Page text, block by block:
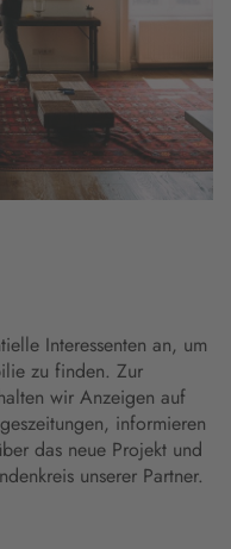
Interessenten an, um
zu finden. Zur
wir Anzeigen auf
informieren
das neue Projekt und
unserer Partner.